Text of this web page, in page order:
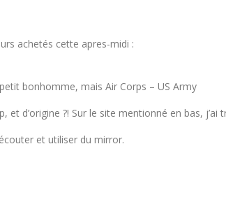
achetés cette apres-midi :
bonhomme, mais Air Corps – US Army
et d’origine ?! Sur le site mentionné en bas,
et utiliser du mirror.